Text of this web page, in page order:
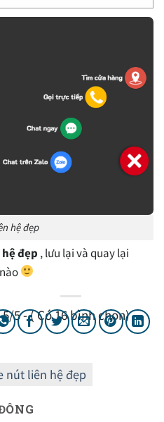
hệ đẹp
đẹp , lưu lại và quay lại
nào
5 - ( Có 16 bình chọn)